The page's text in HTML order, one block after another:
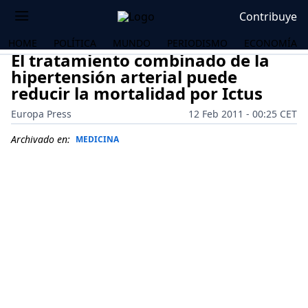
Contribuye
HOME POLÍTICA MUNDO PERIODISMO ECONOMÍA
El tratamiento combinado de la
hipertensión arterial puede
reducir la mortalidad por Ictus
Europa Press
12 Feb 2011 - 00:25 CET
Archivado en: MEDICINA